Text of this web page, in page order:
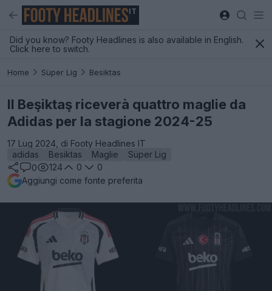
IT
Did you know? Footy Headlines is also available in English.
Click here to switch.
Home Süper Lig Besiktas
Il Beşiktaş riceverà quattro maglie da
Adidas per la stagione 2024-25
17 Lug 2024, di Footy Headlines IT
adidas
Besiktas Maglie
Süper Lig
0
124 0
0
Aggiungi come fonte preferita